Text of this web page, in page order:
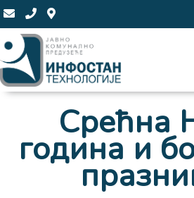
Срећна
година и